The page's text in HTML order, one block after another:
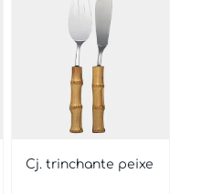
Cj. trinchante peixe